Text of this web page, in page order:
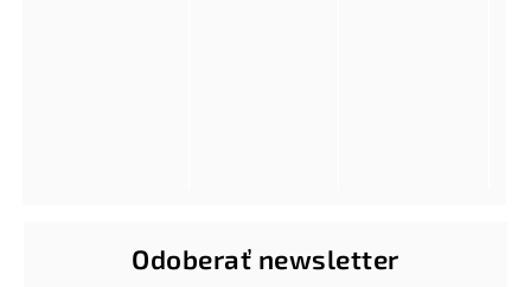
Odoberať newsletter